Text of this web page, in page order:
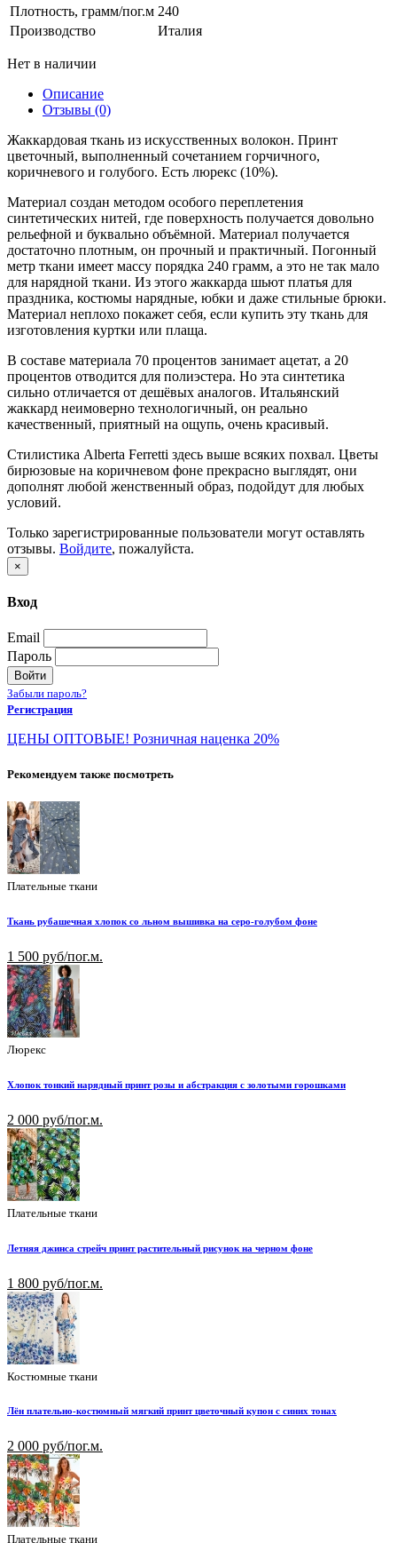
Плотность, грамм/пог.м 240
Производство
Италия
Нет в наличии
Описание
Отзывы (0)
Жаккардовая ткань из искусственных волокон. Принт
цветочный, выполненный сочетанием горчичного,
коричневого и голубого. Есть люрекс (10%).
Материал создан методом особого переплетения
синтетических нитей, где поверхность получается довольно
рельефной и буквально объёмной. Материал получается
достаточно плотным, он прочный и практичный. Погонный
метр ткани имеет массу порядка 240 грамм, а это не так мало
для нарядной ткани. Из этого жаккарда шьют платья для
праздника, костюмы нарядные, юбки и даже стильные брюки.
Материал неплохо покажет себя, если купить эту ткань для
изготовления куртки или плаща.
В составе материала 70 процентов занимает ацетат, а 20
процентов отводится для полиэстера. Но эта синтетика
сильно отличается от дешёвых аналогов. Итальянский
жаккард неимоверно технологичный, он реально
качественный, приятный на ощупь, очень красивый.
Стилистика Alberta Ferretti здесь выше всяких похвал. Цветы
бирюзовые на коричневом фоне прекрасно выглядят, они
дополнят любой женственный образ, подойдут для любых
условий.
Только зарегистрированные пользователи могут оставлять
отзывы. Войдите, пожалуйста.
×
Вход
Email
Пароль
Войти
Забыли пароль?
Регистрация
ЦЕНЫ ОПТОВЫЕ! Розничная наценка 20%
Рекомендуем также посмотреть
Плательные ткани
Ткань рубашечная хлопок со льном вышивка на серо-голубом фоне
1 500 руб/пог.м.
Люрекс
Хлопок тонкий нарядный принт розы и абстракция с золотыми горошками
2 000 руб/пог.м.
Плательные ткани
Летняя джинса стрейч принт растительный рисунок на черном фоне
1 800 руб/пог.м.
Костюмные ткани
Лён плательно-костюмный мягкий принт цветочный купон с синих тонах
2 000 руб/пог.м.
Плательные ткани